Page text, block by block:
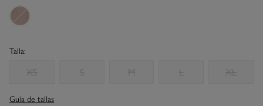
Talla:
XS S M L XL
Guía de tallas